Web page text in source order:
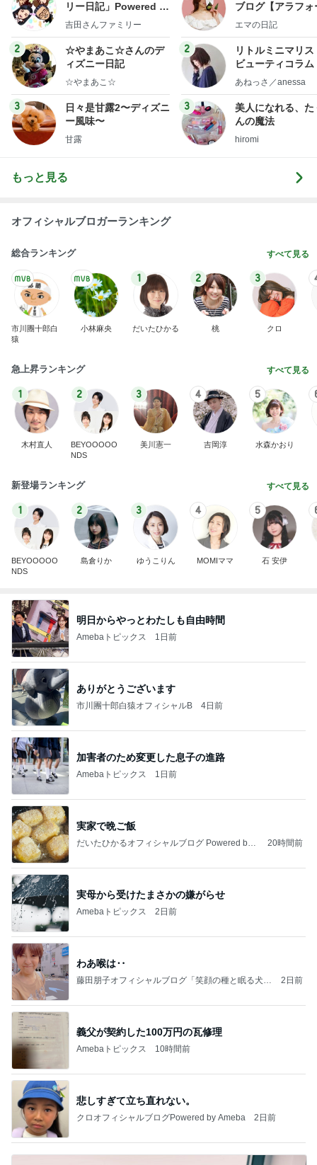
リー日記」Powered b
y Ameba 吉田さんファ
ログ
吉田さんファミリー
2
☆やまあこ☆さんのデ
ィズニー日記
☆やまあこ☆
3
日々是甘露2〜ディズニ
ー風味〜
甘露
ブログ【アラフォ
社売却セカンドラ
エマの日記
2
リトルミニマリス
ビューティコラ
little
あねっさ／anessa
3
美人になれる、た
んの魔法
hiromi
もっと見る
オフィシャルブロガーランキング
総合ランキング すべて見る
市川團十郎白
猿
小林麻央
1
だいたひかる
2
桃
3
クロ
急上昇ランキング すべて見る
1
木村直人
2
BEYOOOOO
NDS
3
美川憲一
4
吉岡淳
5
水森かおり
新登場ランキング すべて見る
1
BEYOOOOO
NDS
2
島倉りか
3
ゆうこりん
4
MOMIママ
5
石 安伊
明日からやっとわたしも自由時間
Amebaトピックス 1日前
ありがとうございます
市川團十郎白猿オフィシャルB 4日前
加害者のため変更した息子の進路
Amebaトピックス 1日前
実家で晩ご飯
だいたひかるオフィシャルブログ Powered by
20時間前
実母から受けたまさかの嫌がらせ
Amebaトピックス 2日前
わあ喉は‥
藤田朋子オフィシャルブログ「笑顔の種と眠る犬」
2日前
義父が契約した100万円の瓦修理
Amebaトピックス 10時間前
悲しすぎて立ち直れない。
クロオフィシャルブログPowered by Ameba 2日前